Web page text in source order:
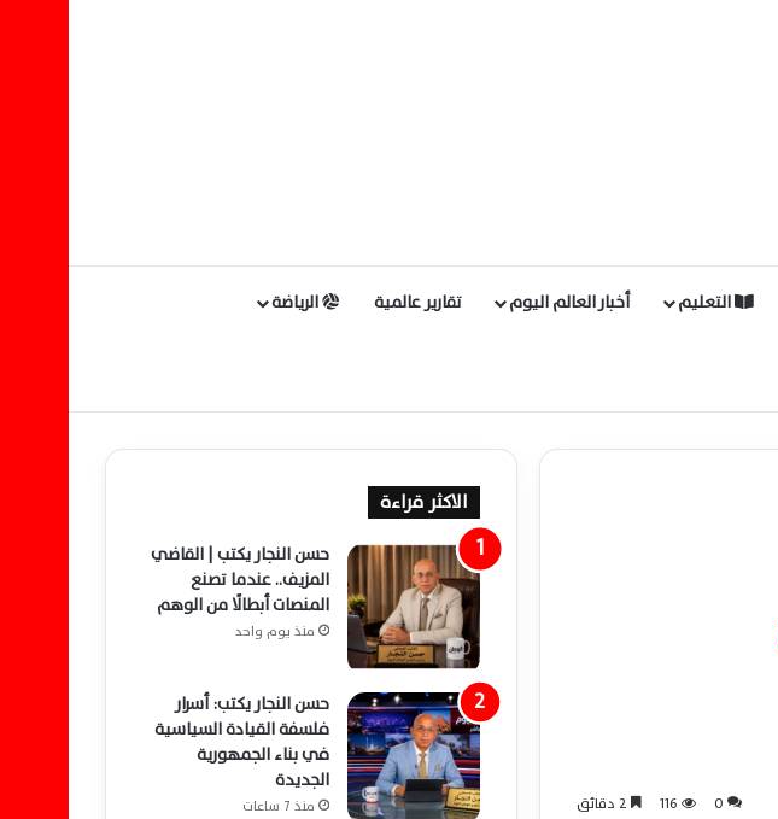
التعليم أخبار العالم اليوم تقارير عالمية الرياضة
0
116
الاكثر قراءة
حسن النجار يكتب | القاضي
المزيف.. عندما تصنع
المنصات أبطالًا من الوهم
منذ يوم واحد
حسن النجار يكتب: أسرار
فلسفة القيادة السياسية
في بناء الجمهورية
الجديدة
منذ 7 ساعات